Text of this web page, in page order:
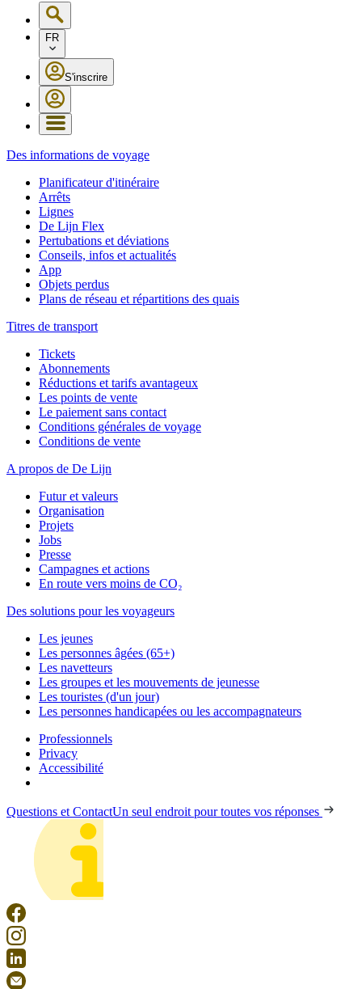
FR
S'inscrire
Des informations de voyage
Planificateur d'itinéraire
Arrêts
Lignes
De Lijn Flex
Pertubations et déviations
Conseils, infos et actualités
App
Objets perdus
Plans de réseau et répartitions des quais
Titres de transport
Tickets
Abonnements
Réductions et tarifs avantageux
Les points de vente
Le paiement sans contact
Conditions générales de voyage
Conditions de vente
A propos de De Lijn
Futur et valeurs
Organisation
Projets
Jobs
Presse
Campagnes et actions
En route vers moins de CO₂
Des solutions pour les voyageurs
Les jeunes
Les personnes âgées (65+)
Les navetteurs
Les groupes et les mouvements de jeunesse
Les touristes (d'un jour)
Les personnes handicapées ou les accompagnateurs
Professionnels
Privacy
Accessibilité
Questions et ContactUn seul endroit pour toutes vos réponses